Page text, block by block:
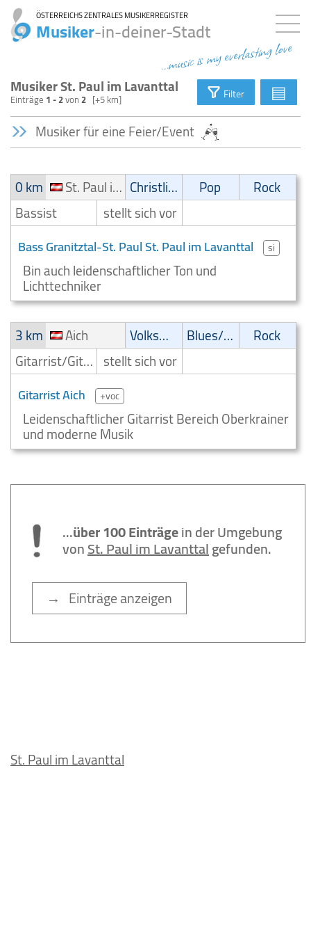
ÖSTERREICHS ZENTRALES MUSIKERREGISTER
Musiker-in-deiner-Stadt
...music is my everlasting love
Musiker St. Paul im Lavanttal
Einträge 1 - 2von2 [+5 km] Filter ▤
Musiker für eine Feier/Event
0 km St. Paul im Lavanttal Christliche Musik Pop
Rock
Bassist
stellt sich vor
Bass Granitztal-St. Paul St. Paul im Lavanttal si
Bin auch leidenschaftlicher Ton und
Lichttechniker
3 km
Aich Volksmusik Blues/Swing
Rock
Gitarrist/Gitarrenspieler stellt sich vor
Gitarrist Aich +voc
Leidenschaftlicher Gitarrist Bereich Oberkrainer
und moderne Musik
...über 100 Einträgein der Umgebung
vonSt. Paul im Lavanttalgefunden.
→ Einträge anzeigen
St. Paul im Lavanttal